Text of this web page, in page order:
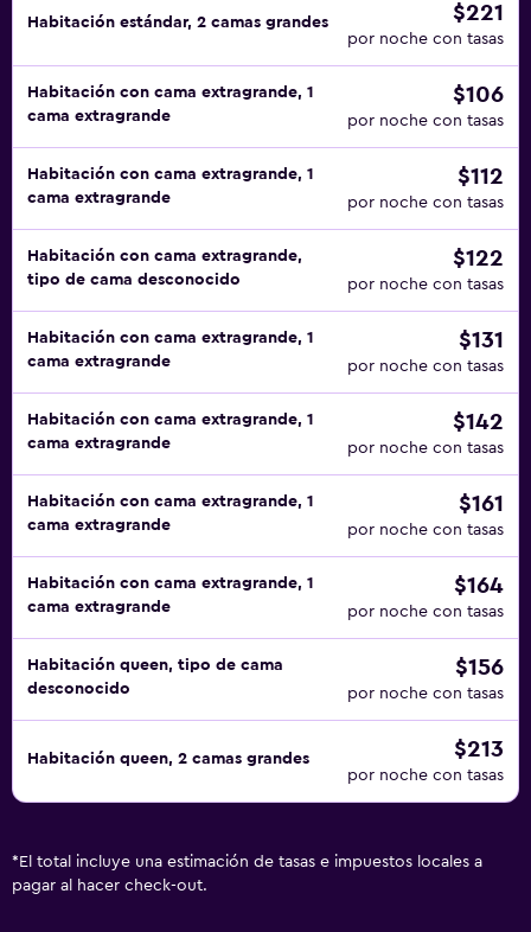
Habitación estándar, 2 camas grandes $221
por noche con tasas
Habitación con cama extragrande, 1
cama extragrande
$106
por noche con tasas
Habitación con cama extragrande, 1
cama extragrande
$112
por noche con tasas
Habitación con cama extragrande,
tipo de cama desconocido
$122
por noche con tasas
Habitación con cama extragrande, 1
cama extragrande
$131
por noche con tasas
Habitación con cama extragrande, 1
cama extragrande
$142
por noche con tasas
Habitación con cama extragrande, 1
cama extragrande
$161
por noche con tasas
Habitación con cama extragrande, 1
cama extragrande
$164
por noche con tasas
Habitación queen, tipo de cama
desconocido
$156
por noche con tasas
Habitación queen, 2 camas grandes $213
por noche con tasas
* El total incluye una estimación de tasas e impuestos locales a
pagar al hacer check-out.